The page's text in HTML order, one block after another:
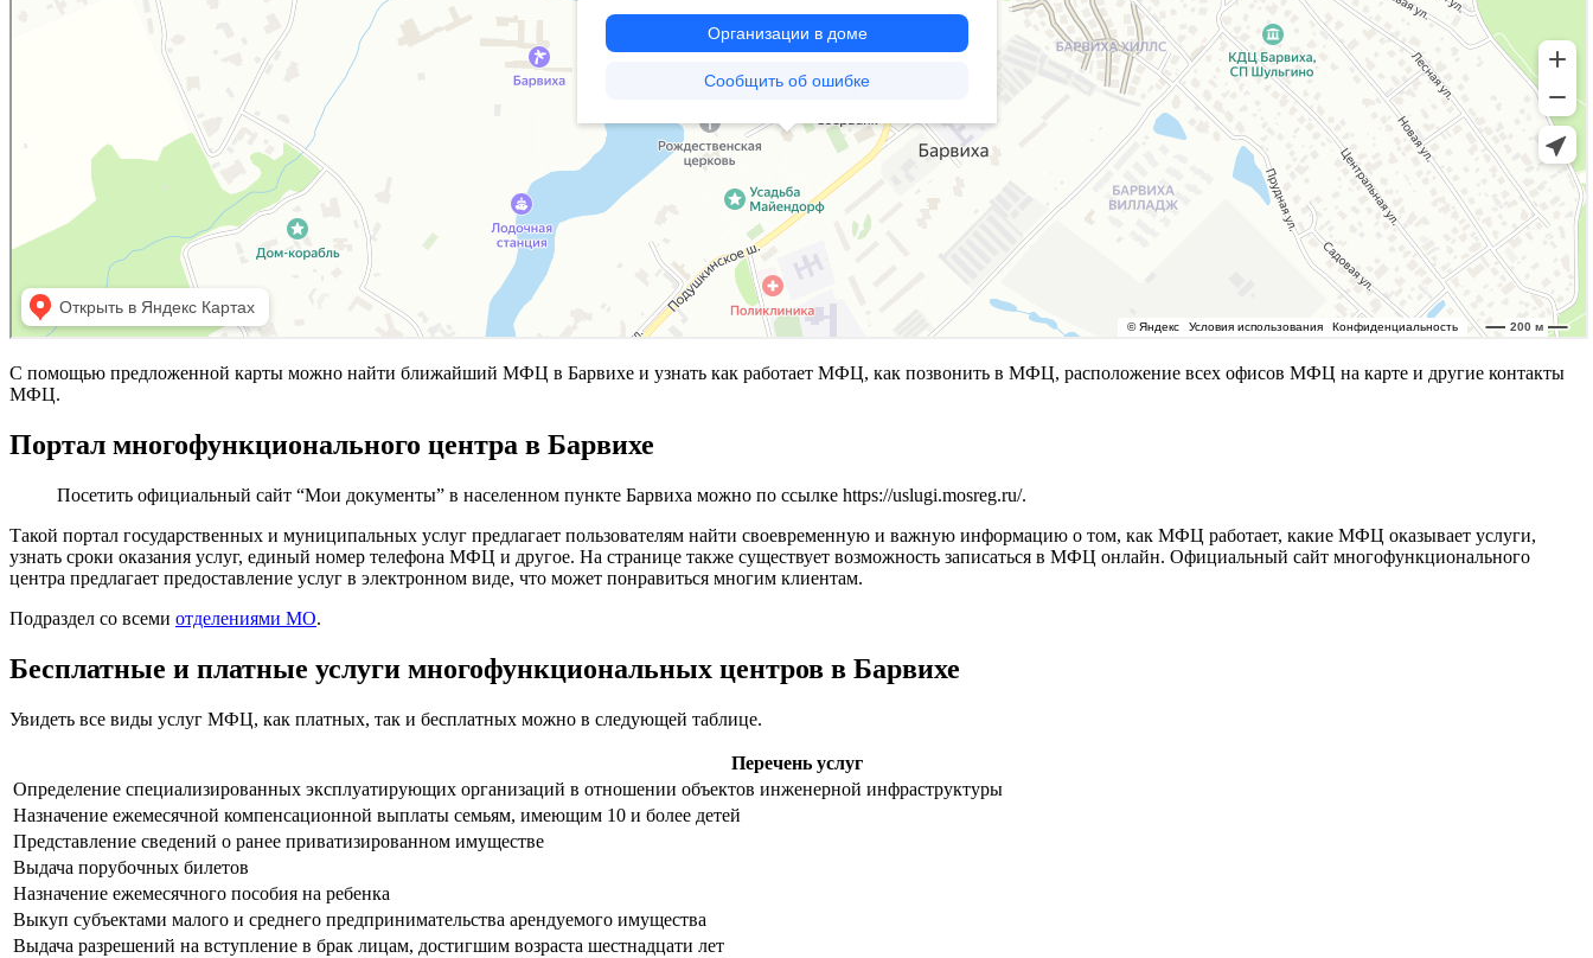
С помощью предложенной карты можно найти ближайший МФЦ в Барвихе и узнать как работает МФЦ, как позвонить в МФЦ, расположение всех офисов МФЦ на карте и другие контакты
МФЦ.
Портал многофункционального центра в Барвихе
Посетить официальный сайт “Мои документы” в населенном пункте Барвиха можно по ссылке https://uslugi.mosreg.ru/.
Такой портал государственных и муниципальных услуг предлагает пользователям найти своевременную и важную информацию о том, как МФЦ работает, какие МФЦ оказывает услуги,
узнать сроки оказания услуг, единый номер телефона МФЦ и другое. На странице также существует возможность записаться в МФЦ онлайн. Официальный сайт многофункционального
центра предлагает предоставление услуг в электронном виде, что может понравиться многим клиентам.
Подраздел со всеми отделениями МО.
Бесплатные и платные услуги многофункциональных центров в Барвихе
Увидеть все виды услуг МФЦ, как платных, так и бесплатных можно в следующей таблице.
Перечень услуг
Определение специализированных эксплуатирующих организаций в отношении объектов инженерной инфраструктуры
Назначение ежемесячной компенсационной выплаты семьям, имеющим 10 и более детей
Представление сведений о ранее приватизированном имуществе
Выдача порубочных билетов
Назначение ежемесячного пособия на ребенка
Выкуп субъектами малого и среднего предпринимательства арендуемого имущества
Выдача разрешений на вступление в брак лицам, достигшим возраста шестнадцати лет